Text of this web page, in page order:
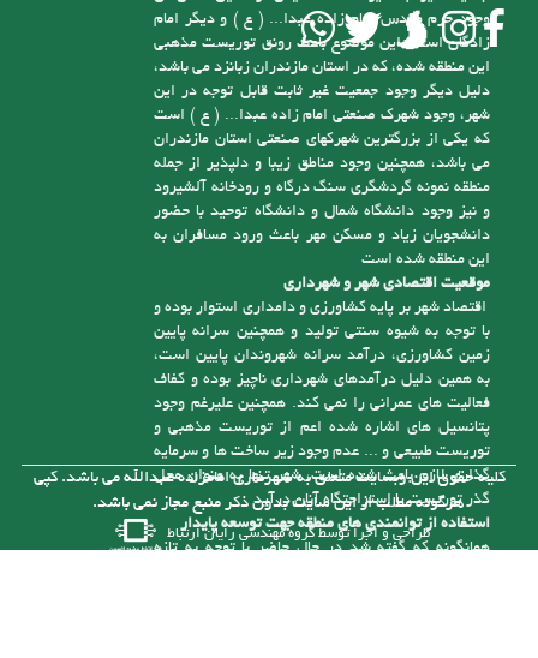
می باشد، همچنین وجود مناطق زیبا و دلپذیر از جمله
منطقه نمونه گردشگری سنگ درگاه و رودخانه آلشیرود
و نیز وجود دانشگاه شمال و دانشگاه توحید با حضور
دانشجویان زیاد و مسکن مهر باعث ورود مسافران به
این منطقه شده است
موقعیت اقتصادی شهر و شهرداری
اقتصاد شهر بر پایه کشاورزی و دامداری استوار بوده و
با توجه به شیوه سنتی تولید و همچنین سرانه پایین
زمین کشاورزی، درآمد سرانه شهروندان پایین است،
به همین دلیل درآمدهای شهرداری ناچیز بوده و کفاف
فعالیت های عمرانی را نمی کند. همچنین علیرغم وجود
پتانسیل های اشاره شده اعم از توریست مذهبی و
توریست طبیعی و ... عدم وجود زیر ساخت ها و سرمایه
گذاری لازم باعث شده است، شهر تنها به عنوان محل
گذر توریست یا استراحتگاه آنان درآید
استفاده از توانمندی های منطقه جهت توسعه پایدار
همانگونه که گفته شد در حال حاضر با توجه به تازه
تأسیس بودن شهرداری و از درآمد کافی برای رسیدگی
به مشکلات موجود در شهر برخوردار نیست، ولی با توجه
به توانمندی هایی که در شهر وجود دارد می توان با
سرمایه گذاری های لازم به درآمدهای پایدار برای حل
این مشکلات دست یافت. یکی از توانمندی های شهر
وجود رودخانه آلش رود است . نزدیک به 5 کیلومتر از
کلیه حقوق این وبسایت متعلق به شهرداری امامزاده عبدالله می باشد. کپی
هرگونه مطلب از این سایت بدون ذکر منبع مجاز نمی باشد.
طراحی و اجرا توسطگروه مهندسی رایان ارتباط